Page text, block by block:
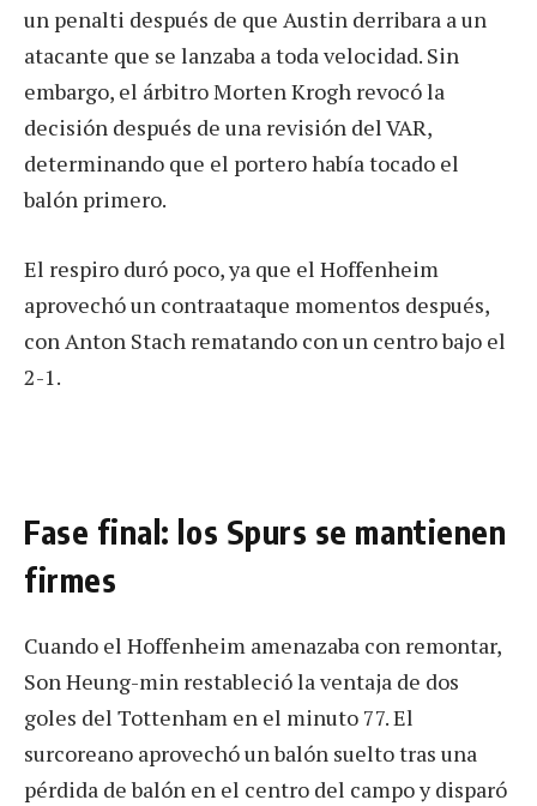
un penalti después de que Austin derribara a un
atacante que se lanzaba a toda velocidad. Sin
embargo, el árbitro Morten Krogh revocó la
decisión después de una revisión del VAR,
determinando que el portero había tocado el
balón primero.
El respiro duró poco, ya que el Hoffenheim
aprovechó un contraataque momentos después,
con Anton Stach rematando con un centro bajo el
2-1.
Fase final: los Spurs se mantienen
firmes
Cuando el Hoffenheim amenazaba con remontar,
Son Heung-min restableció la ventaja de dos
goles del Tottenham en el minuto 77. El
surcoreano aprovechó un balón suelto tras una
pérdida de balón en el centro del campo y disparó